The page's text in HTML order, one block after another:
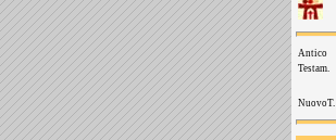
Antico
Testam.
NuovoT.